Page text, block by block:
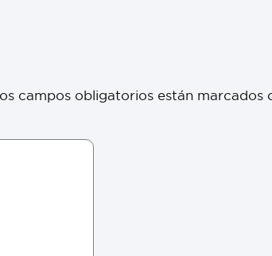
campos obligatorios están marcados